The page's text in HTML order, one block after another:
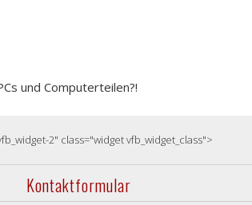
und Computerteilen?!
2" class="widget vfb_widget_class">
Kontaktformular